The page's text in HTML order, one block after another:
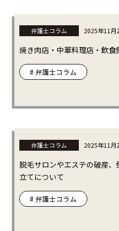
弁護士コラム 2025年11月
焼き肉店・中華料理店・飲食
# 弁護士コラム
弁護士コラム 2025年11月
脱毛サロンやエステの破産
立てについて
# 弁護士コラム